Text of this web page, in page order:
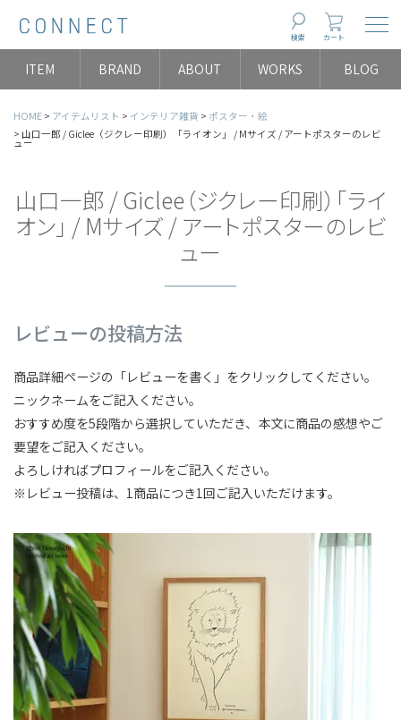
検索 カート
ITEM BRAND ABOUT WORKS BLOG
HOME アイテムリスト インテリア雑貨
ポスター・絵
山口一郎 / Giclee（ジクレー印刷）「ライオン」 / Mサイズ / アートポスターのレビ
ュー
山口一郎 / Giclee（ジクレー印刷）「ライ
オン」 / Mサイズ / アートポスターのレビ
ュー
レビューの投稿方法
商品詳細ページの「レビューを書く」をクリックしてください。
ニックネームをご記入ください。
おすすめ度を5段階から選択していただき、本文に商品の感想やご
要望をご記入ください。
よろしければプロフィールをご記入ください。
※レビュー投稿は、1商品につき1回ご記入いただけます。